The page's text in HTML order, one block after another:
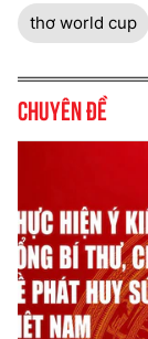
thơ world cup
Chuyên đề